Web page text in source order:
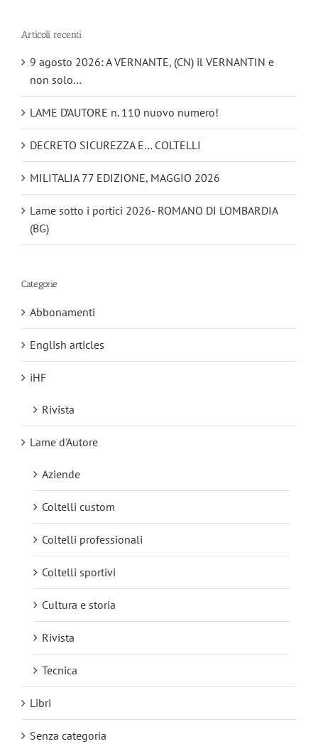
Articoli recenti
9 agosto 2026: A VERNANTE, (CN) il VERNANTIN e
non solo…
LAME D’AUTORE n. 110 nuovo numero!
DECRETO SICUREZZA E… COLTELLI
MILITALIA 77 EDIZIONE, MAGGIO 2026
Lame sotto i portici 2026- ROMANO DI LOMBARDIA
(BG)
Categorie
Abbonamenti
English articles
iHF
Rivista
Lame d'Autore
Aziende
Coltelli custom
Coltelli professionali
Coltelli sportivi
Cultura e storia
Rivista
Tecnica
Libri
Senza categoria